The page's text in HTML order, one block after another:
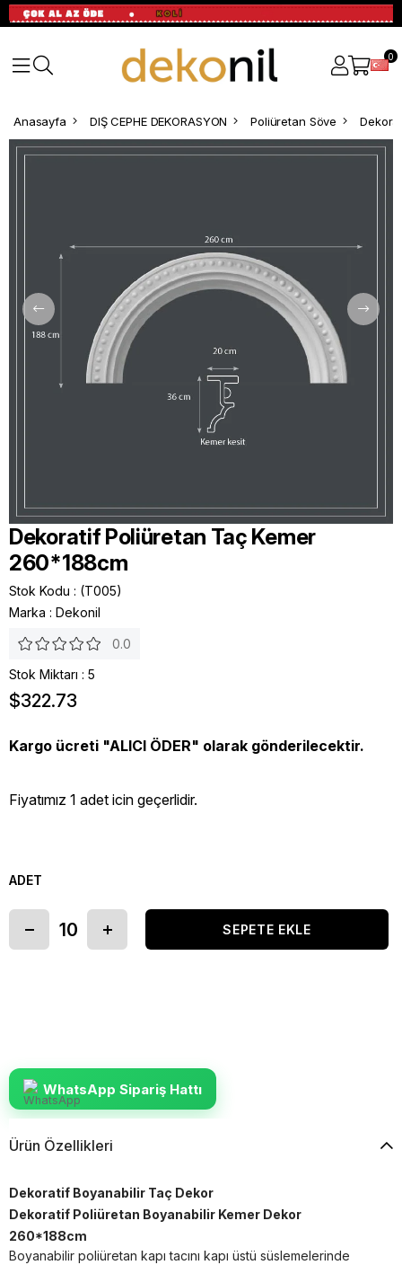
0
Anasayfa DIŞ CEPHE DEKORASYON Poliüretan Söve
Dekoratif Poliüretan Taç Kemer
260*188cm
Stok Kodu
(T005)
Marka : Dekonil
0.0
Stok Miktarı : 5
$322.73
Kargo ücreti "ALICI ÖDER" olarak gönderilecektir.
Fiyatımız 1 adet icin geçerlidir.
ADET
WhatsApp Sipariş Hattı
Ürün Özellikleri
Dekoratif Boyanabilir Taç Dekor
Dekoratif Poliüretan Boyanabilir Kemer Dekor
260*188cm
Boyanabilir poliüretan kapı tacını kapı üstü süslemelerinde